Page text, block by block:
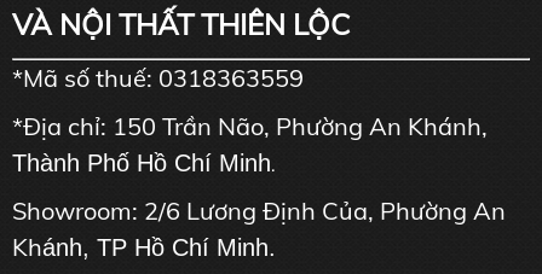
VÀ NỘI THẤT THIÊN LỘC
*Mã số thuế: 0318363559
*Địa chỉ: 150 Trần Não, Phường An Khánh,
Thành Phố Hồ Chí Minh.
Showroom: 2/6 Lương Định Của, Phường An
Khánh, TP Hồ Chí Minh.